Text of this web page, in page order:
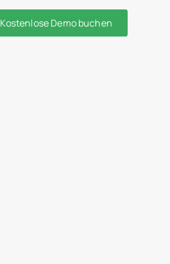
Kostenlose Demo buchen